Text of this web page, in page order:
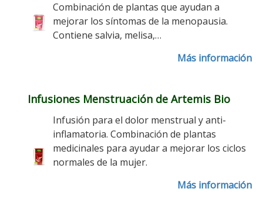
Combinación de plantas que ayudan a
mejorar los síntomas de la menopausia.
Contiene salvia, melisa,…
Más información
Infusiones Menstruación de Artemis Bio
Infusión para el dolor menstrual y anti-
inflamatoria. Combinación de plantas
medicinales para ayudar a mejorar los ciclos
normales de la mujer.
Más información